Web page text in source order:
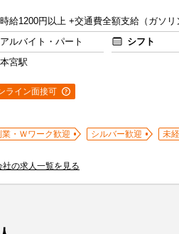
時給1200円以上 +交通費全額支給（ガソリ
アルバイト・パート シフト
本宮駅
ライン面接可
業・Ｗワーク歓迎 シルバー歓迎
未
社の求人一覧を見る